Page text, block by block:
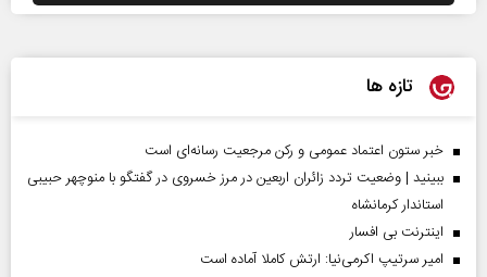
تازه ها
خبر ستون اعتماد عمومی و رکن مرجعیت رسانه‌ای است
ببینید | وضعیت تردد زائران اربعین در مرز خسروی در گفتگو با منوچهر حبیبی
استاندار کرمانشاه
اینترنت بی افسار
امیر سرتیپ اکرمی‌نیا: ارتش کاملا آماده است